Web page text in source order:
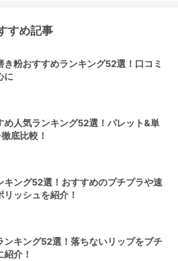
すめ記事
き粉おすすめランキング52選！口コミ
に
め人気ランキング52選！パレット&単
底比較！
キング52選！おすすめのプチプラや速
ッシュを紹介！
ンキング52選！落ちないリップをプチ
介！